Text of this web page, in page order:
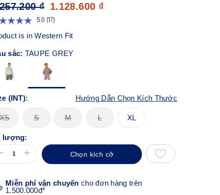
₫ 1.128.600 ₫
5.0 Đọc
17
đánh
Liên
kết
trang
tương
tự.
(17)
is in Western Fit
sắc: TAUPE GREY
(INT): Hướng Dẫn Chọn Kích Thước
XS S M L XL
lượng:
Chọn kích cỡ
Miễn phí vận chuyển cho đơn hàng trên
1.500.000đ*